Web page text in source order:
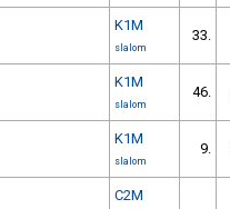
K1M
slalom
33.
K1M
slalom
46.
K1M
slalom
9.
C2M